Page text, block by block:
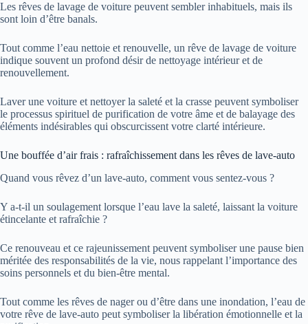
Les rêves de lavage de voiture peuvent sembler inhabituels, mais ils
sont loin d’être banals.
Tout comme l’eau nettoie et renouvelle, un rêve de lavage de voiture
indique souvent un profond désir de nettoyage intérieur et de
renouvellement.
Laver une voiture et nettoyer la saleté et la crasse peuvent symboliser
le processus spirituel de purification de votre âme et de balayage des
éléments indésirables qui obscurcissent votre clarté intérieure.
Une bouffée d’air frais : rafraîchissement dans les rêves de lave-auto
Quand vous rêvez d’un lave-auto, comment vous sentez-vous ?
Y a-t-il un soulagement lorsque l’eau lave la saleté, laissant la voiture
étincelante et rafraîchie ?
Ce renouveau et ce rajeunissement peuvent symboliser une pause bien
méritée des responsabilités de la vie, nous rappelant l’importance des
soins personnels et du bien-être mental.
Tout comme les rêves de nager ou d’être dans une inondation, l’eau de
votre rêve de lave-auto peut symboliser la libération émotionnelle et la